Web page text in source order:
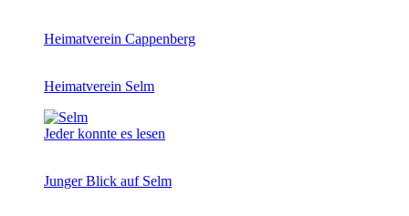
Heimatverein Cappenberg
Heimatverein Selm
Jeder konnte es lesen
Junger Blick auf Selm